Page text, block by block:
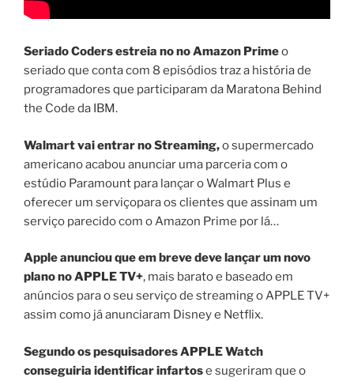
Seriado Coders estreia no no Amazon Primeo
seriado que conta com 8 episódios traz a história de
programadores que participaram da Maratona Behind
the Code da IBM.
Walmart vai entrar no Streaming,o supermercado
americano acabou anunciar uma parceria com o
estúdio Paramount para lançar o Walmart Plus e
oferecer um serviçopara os clientes que assinam um
serviço parecido com o Amazon Prime por lá…
Apple anunciou que em breve deve lançar um novo
plano no APPLE TV+, mais barato e baseado em
anúncios para o seu serviço de streaming o APPLE TV+
assim como já anunciaram Disney e Netflix.
Segundo os pesquisadores APPLE Watch
conseguiria identificar infartose sugeriram que o